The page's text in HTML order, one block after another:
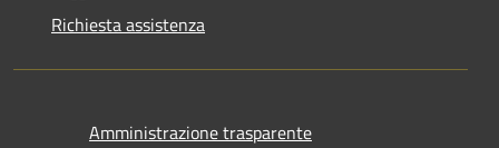
Richiesta assistenza
Amministrazione trasparente